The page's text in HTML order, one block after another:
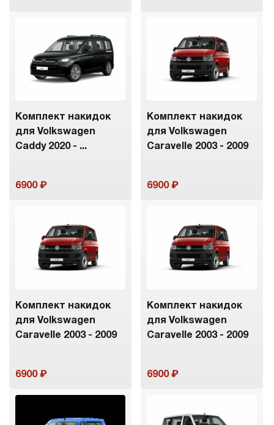
Комплект накидок
для Volkswagen
Caddy 2020 - ...
6900
Комплект накидок
для Volkswagen
Caravelle 2003 - 2009
6900
Комплект накидок
для Volkswagen
Caravelle 2003 - 2009
6900
Комплект накидок
для Volkswagen
Caravelle 2003 - 2009
6900